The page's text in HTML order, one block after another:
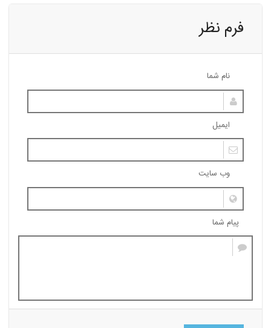
فرم نظر
نام شما
ایمیل
وب سایت
پیام شما